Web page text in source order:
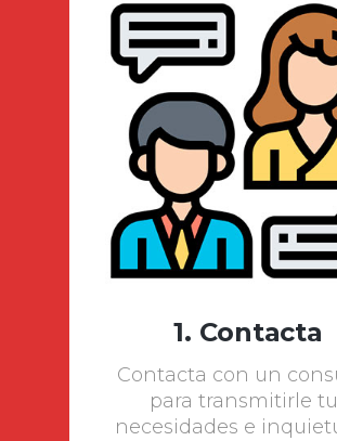
1. Contacta
Contacta con un
para transmitirle
necesidades e